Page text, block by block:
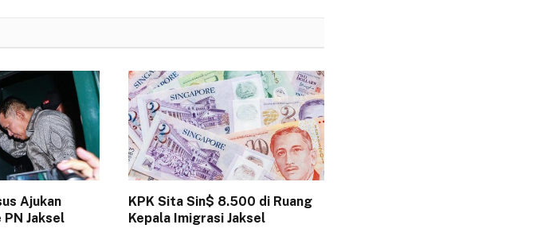
Ajukan
Jaksel
KPK Sita Sin$ 8.500 di Ruang
Kepala Imigrasi Jaksel